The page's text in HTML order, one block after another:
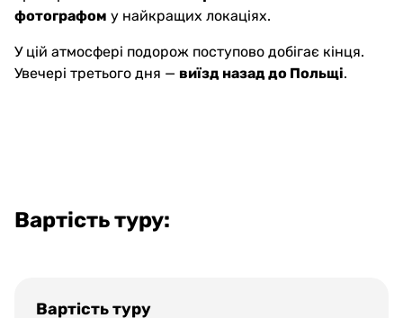
фотографом у найкращих локаціях.
У цій атмосфері подорож поступово добігає кінця.
Увечері третього дня — виїзд назад до Польщі.
Вартість туру:
Вартість туру